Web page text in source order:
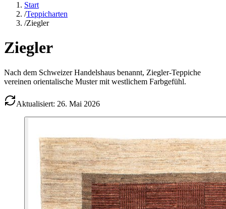
Start
/Teppicharten
/Ziegler
Ziegler
Nach dem Schweizer Handelshaus benannt, Ziegler-Teppiche
vereinen orientalische Muster mit westlichem Farbgefühl.
Aktualisiert: 26. Mai 2026